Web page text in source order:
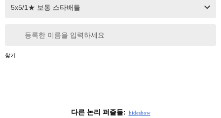
등록한 이름을 입력하세요
찾기
다른 논리 퍼즐들: hideshow